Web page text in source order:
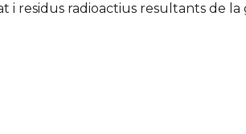
residus radioactius resultants de la